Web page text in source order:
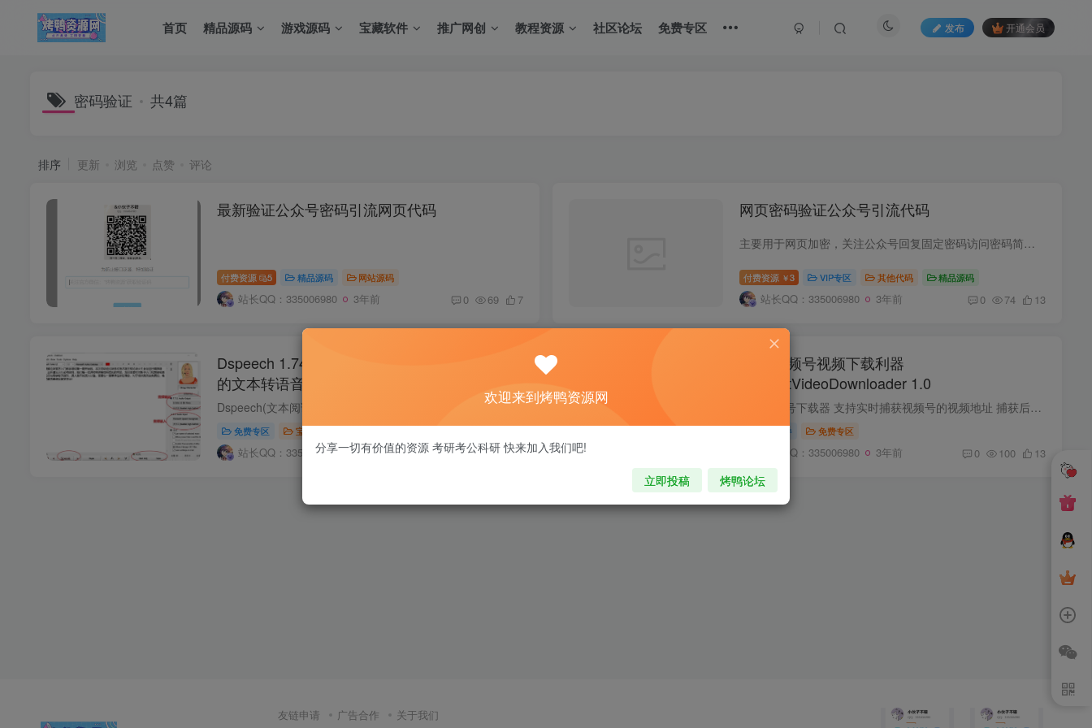
首页 精品源码 游戏源码 宝藏软件 推广网创 教程资源 社区论坛 免费专区 发布 开通会员
密码验证 共4篇
排序 更新 浏览 点赞 评论
最新验证公众号密码引流网页代码
付费资源 5 精品源码 网站源码
站长QQ：335006980 3年前 0 69 7
网页密码验证公众号引流代码
主要用于网页加密，关注公众号回复固定密码访问密码简单做了下加密，毕竟防不了小人公众号二维码，密码，提示直接修改放入相应地方就可以了
付费资源 ￥3 VIP专区 其他代码 精品源码
站长QQ：335006980 3年前 0 74 13
Dspeech 1.74.32 (文本阅读器)是一款功能强大
的文本转语音工具
Dspeech(文本阅读器)是一款功能强大的文本转语音工具，他还能够将用户导入的任何文本都用朗诵的方式为你表现出来，更能够将用户的声音记录在软件中，然后模仿用户的声音进行朗诵。 简单就是文本...
免费专区 宝藏软件
站长QQ：335006980 3年前 0 69 15
微信视频号视频下载利器
WeChatVideoDownloader 1.0
微信视频号下载器 支持实时捕获视频号的视频地址 捕获后，可进行预览和下载 支持 Win/Mac 首次打开最好右键使用管理员身份，因为需要进行初始化，此过程会进行证书安装。 测试环境：（WIN 11 22...
下载软件 免费专区
站长QQ：335006980 3年前 0 100 13
友链申请 广告合作 关于我们
欢迎来到烤鸭资源网
分享一切有价值的资源 考研考公科研 快来加入我们吧!
立即投稿 烤鸭论坛